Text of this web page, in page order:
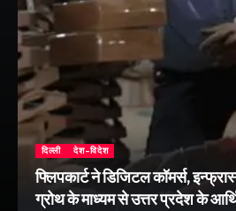
दिल्ली देश-विदेश
फ्लिपकार्ट ने डिजिटल कॉमर्स,
ग्रोथ के माध्यम से उत्तर प्रदेश के